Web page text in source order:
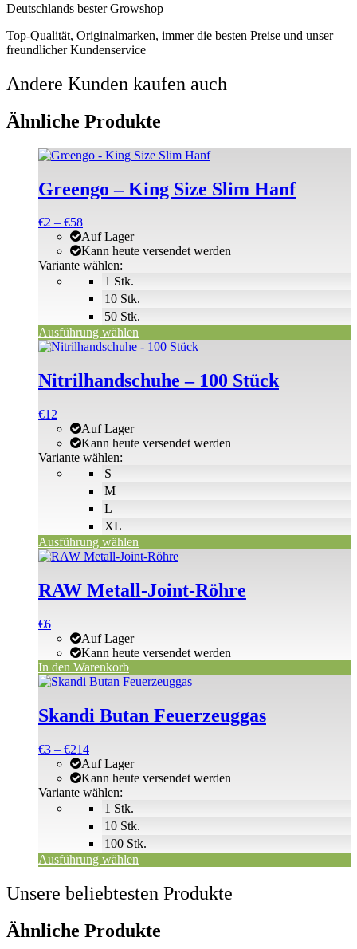
Deutschlands bester Growshop
Top-Qualität, Originalmarken, immer die besten Preise und unser
freundlicher Kundenservice
Andere Kunden kaufen auch
Ähnliche Produkte
Greengo – King Size Slim Hanf
€2 – €58Preisspanne:
€2
bis
€58
1 Stk.
10 Stk.
50 Stk.
Auf Lager
Kann heute versendet werden
Variante wählen:
Ausführung wählen
Dieses
weist
mehrere
auf.
Optionen
können
Produktseite
gewählt
werden
Nitrilhandschuhe – 100 Stück
€12
S
M
L
XL
Auf Lager
Kann heute versendet werden
Variante wählen:
Ausführung wählen
Dieses
weist
mehrere
auf.
Optionen
können
Produktseite
werden
RAW Metall-Joint-Röhre
€6
Auf Lager
Kann heute versendet werden
In den Warenkorb
Skandi Butan Feuerzeuggas
€3 – €214Preisspanne:
€3
bis
€214
1 Stk.
10 Stk.
100 Stk.
Auf Lager
Kann heute versendet werden
Variante wählen:
Ausführung wählen
Dieses
weist
mehrere
auf.
Optionen
können
gewählt
werden
Unsere beliebtesten Produkte
Ähnliche Produkte